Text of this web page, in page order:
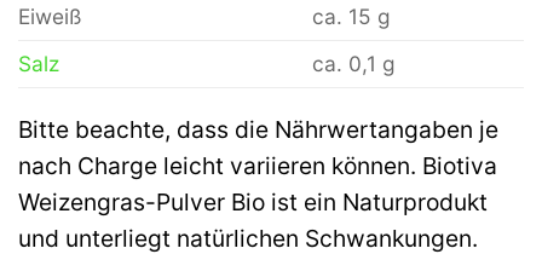
Eiweiß
ca. 15 g
Salz
ca. 0,1 g
Bitte beachte, dass die Nährwertangaben je
nach Charge leicht variieren können. Biotiva
Weizengras-Pulver Bio ist ein Naturprodukt
und unterliegt natürlichen Schwankungen.